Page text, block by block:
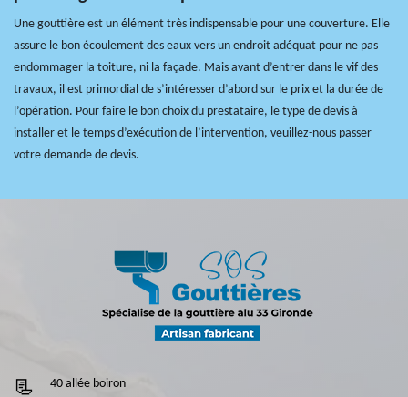
Une gouttière est un élément très indispensable pour une couverture. Elle
assure le bon écoulement des eaux vers un endroit adéquat pour ne pas
endommager la toiture, ni la façade. Mais avant d’entrer dans le vif des
travaux, il est primordial de s’intéresser d’abord sur le prix et la durée de
l’opération. Pour faire le bon choix du prestataire, le type de devis à
installer et le temps d’exécution de l’intervention, veuillez-nous passer
votre demande de devis.
40 allée boiron